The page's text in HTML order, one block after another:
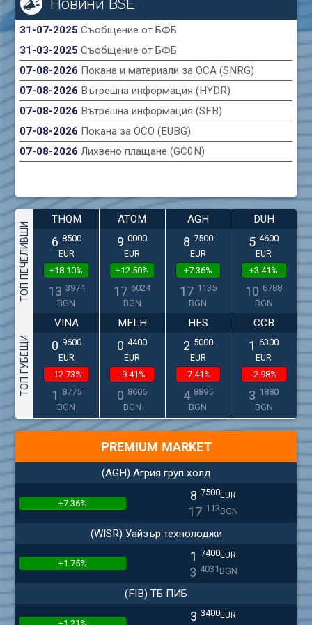
Новини BSE
31-07-2025Съобщение от БФБ
31-03-2025Съобщение от БФБ
07-08-2026 Покана и материали за ОСА (SNRG)
07-08-2026 Вътрешна информация (HYDR)
07-08-2026 Вътрешна информация (SFB)
07-08-2026 Покана за ОСО (EUBG)
07-08-2026Лихвено плащане (GC0N)
ТОП ПЕЧЕЛИВШИ
THQM
6 8500
EUR
+18.10%
13 3974
BGN
ATOM
9 0000
EUR
+12.50%
17 6024
BGN
AGH
8 7500
EUR
+7.36%
17 1135
BGN
DUH
5 4600
EUR
+3.41%
10 6788
BGN
ТОП ГУБЕЩИ
VINA
0 9600
EUR
-12.73%
1 8775
BGN
MELH
0 4400
EUR
-9.41%
0 8605
BGN
HES
2 5000
EUR
-7.41%
4 8895
BGN
CCB
1 6300
EUR
-2.98%
3 1880
BGN
PREMIUM MARKET
(AGH) Агрия груп холд
+7.36% 8 7500EUR
17 113 BGN
(WISR) Уайзър технолоджи
+1.75% 1 7400EUR
3 4031 BGN
(FIB) ТБ ПИБ
3 3400EUR